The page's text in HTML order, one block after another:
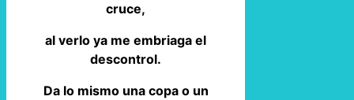
cruce,
al verlo ya me embriaga el
descontrol.
Da lo mismo una copa o un